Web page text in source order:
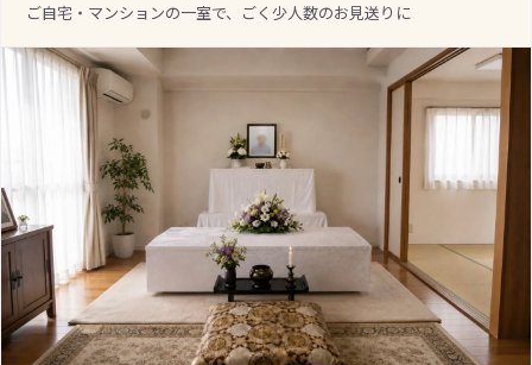
ご自宅・マンションの一室で、ごく少人数のお見送りに